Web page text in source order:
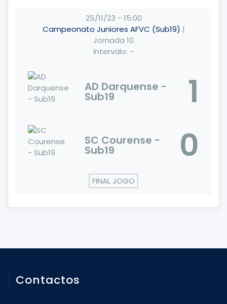
25/11/23 - 15:00
Campeonato Juniores AFVC (Sub19) |
Jornada 10
Intervalo: -
AD Darquense -
Sub19 1
SC Courense -
Sub19 0
FINAL JOGO
Contactos